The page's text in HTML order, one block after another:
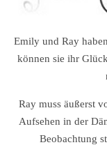
Emily und Ray
können sie ihr
Ray muss äußerst
Aufsehen in der
Beobachtung